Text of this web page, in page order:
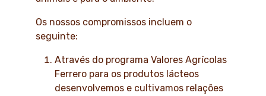
Os nossos compromissos incluem o
seguinte:
Através do programa Valores Agrícolas
Ferrero para os produtos lácteos
desenvolvemos e cultivamos relações